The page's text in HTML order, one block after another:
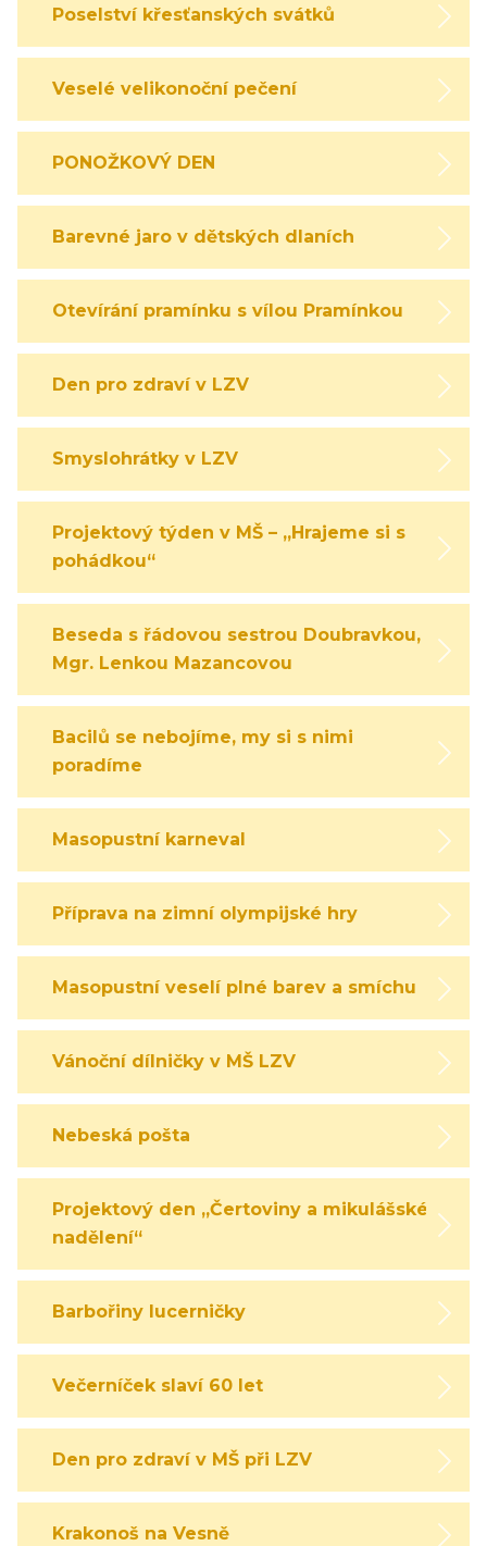
Poselství křesťanských svátků
Veselé velikonoční pečení
PONOŽKOVÝ DEN
Barevné jaro v dětských dlaních
Otevírání pramínku s vílou Pramínkou
Den pro zdraví v LZV
Smyslohrátky v LZV
Projektový týden v MŠ – „Hrajeme si s
pohádkou“
Beseda s řádovou sestrou Doubravkou,
Mgr. Lenkou Mazancovou
Bacilů se nebojíme, my si s nimi
poradíme
Masopustní karneval
Příprava na zimní olympijské hry
Masopustní veselí plné barev a smíchu
Vánoční dílničky v MŠ LZV
Nebeská pošta
Projektový den „Čertoviny a mikulášské
nadělení“
Barbořiny lucerničky
Večerníček slaví 60 let
Den pro zdraví v MŠ při LZV
Krakonoš na Vesně